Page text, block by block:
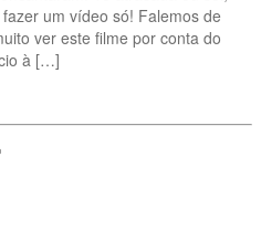
um vídeo só! Falemos de
ver este filme por conta do
à […]